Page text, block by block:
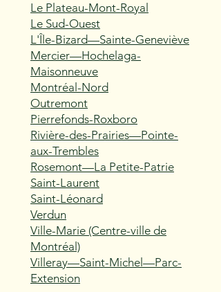
Le Plateau-Mont-Royal
Le Sud-Ouest
L'Île-Bizard—Sainte-Geneviève
Mercier—Hochelaga-
Maisonneuve
Montréal-Nord
Outremont
Pierrefonds-Roxboro
Rivière-des-Prairies—Pointe-
aux-Trembles
Rosemont—La Petite-Patrie
Saint-Laurent
Saint-Léonard
Verdun
Ville-Marie (Centre-ville de
Montréal)
Villeray—Saint-Michel—Parc-
Extension